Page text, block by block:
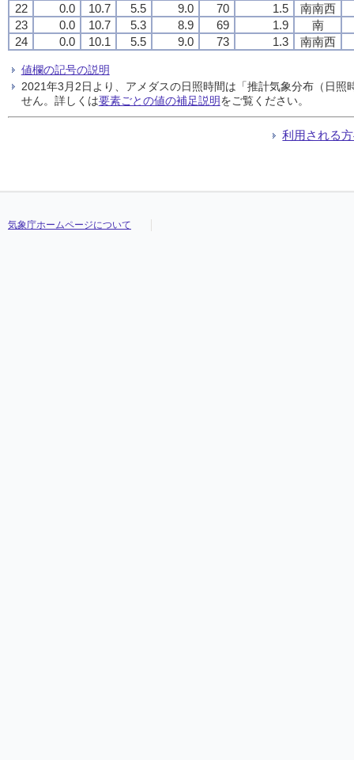
22
0.0 10.7 5.5 9.0 70 1.5
南南西
23
0.0 10.7 5.3 8.9 69 1.9
南
24
0.0 10.1 5.5 9.0 73 1.3 南南西
値欄の記号の説明
2021年3月2日より、アメダスの日照時間は「推計気象分布（日
せん。詳しくは要素ごとの値の補足説明をご覧ください。
利用される
気象庁ホームページについて